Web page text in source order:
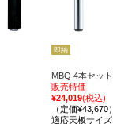
即納
MBQ 4本セット
販売特価
¥24,019(税込)
（定価¥43,670）
適応天板サイズ